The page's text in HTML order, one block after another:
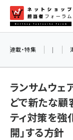
ン
amazon
yahoo
連載・特集 |
ランサムウェ
どで新たな顧
ティ対策を強
開」する方針